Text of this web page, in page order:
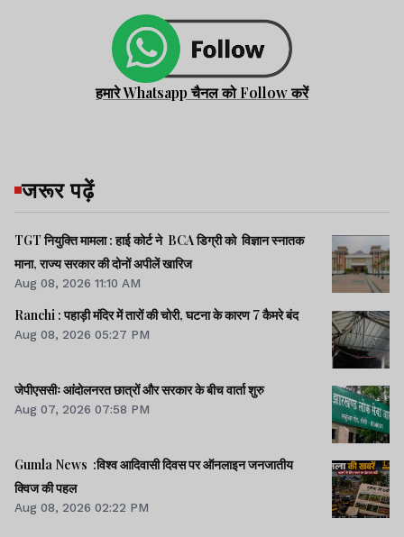
हमारे Whatsapp चैनल को Follow करें
जरूर पढ़ें
TGT नियुक्ति मामला : हाई कोर्ट ने BCA डिग्री को विज्ञान स्नातक
माना, राज्य सरकार की दोनों अपीलें खारिज
Aug 08, 2026 11:10 AM
Ranchi : पहाड़ी मंदिर में तारों की चोरी, घटना के कारण 7 कैमरे बंद
Aug 08, 2026 05:27 PM
जेपीएससीः आंदोलनरत छात्रों और सरकार के बीच वार्ता शुरु
Aug 07, 2026 07:58 PM
Gumla News :विश्व आदिवासी दिवस पर ऑनलाइन जनजातीय
क्विज की पहल
Aug 08, 2026 02:22 PM